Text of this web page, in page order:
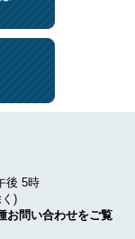
後 5時
)
お問い合わせをご覧